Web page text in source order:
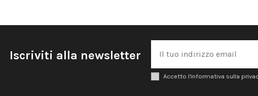
Iscriviti alla newsletter
Accetto l'informativa sulla